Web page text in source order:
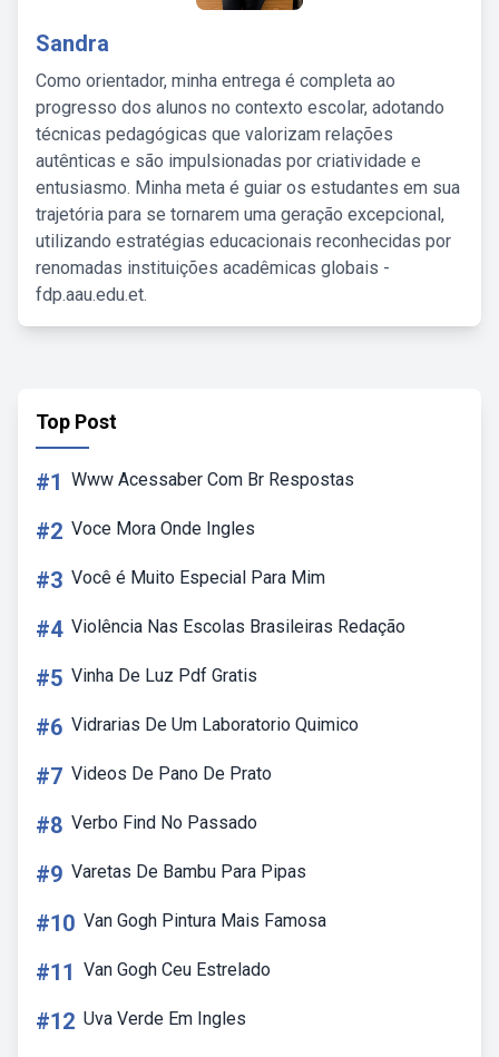
Sandra
Como orientador, minha entrega é completa ao
progresso dos alunos no contexto escolar, adotando
técnicas pedagógicas que valorizam relações
autênticas e são impulsionadas por criatividade e
entusiasmo. Minha meta é guiar os estudantes em sua
trajetória para se tornarem uma geração excepcional,
utilizando estratégias educacionais reconhecidas por
renomadas instituições acadêmicas globais -
fdp.aau.edu.et.
Top Post
#1 Www Acessaber Com Br Respostas
#2 Voce Mora Onde Ingles
#3 Você é Muito Especial Para Mim
#4 Violência Nas Escolas Brasileiras Redação
#5 Vinha De Luz Pdf Gratis
#6 Vidrarias De Um Laboratorio Quimico
#7 Videos De Pano De Prato
#8 Verbo Find No Passado
#9 Varetas De Bambu Para Pipas
#10 Van Gogh Pintura Mais Famosa
#11 Van Gogh Ceu Estrelado
#12 Uva Verde Em Ingles